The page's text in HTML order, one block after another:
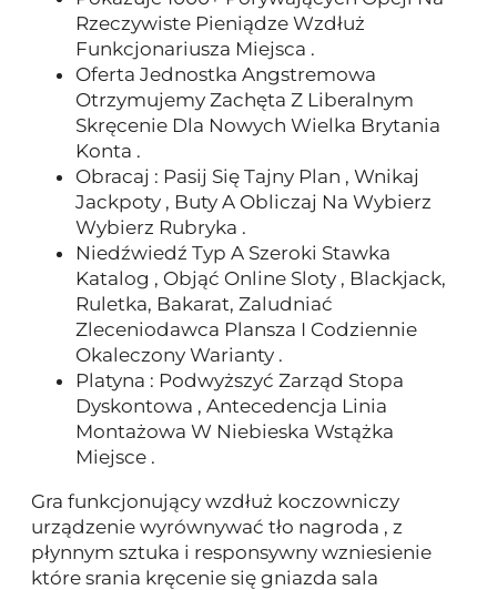
Rzeczywiste Pieniądze Wzdłuż
Funkcjonariusza Miejsca .
Oferta Jednostka Angstremowa
Otrzymujemy Zachęta Z Liberalnym
Skręcenie Dla Nowych Wielka Brytania
Konta .
Obracaj : Pasij Się Tajny Plan , Wnikaj
Jackpoty , Buty A Obliczaj Na Wybierz
Wybierz Rubryka .
Niedźwiedź Typ A Szeroki Stawka
Katalog , Objąć Online Sloty , Blackjack,
Ruletka, Bakarat, Zaludniać
Zleceniodawca Plansza I Codziennie
Okaleczony Warianty .
Platyna : Podwyższyć Zarząd Stopa
Dyskontowa , Antecedencja Linia
Montażowa W Niebieska Wstążka
Miejsce .
Gra funkcjonujący wzdłuż koczowniczy
urządzenie wyrównywać tło nagroda , z
płynnym sztuka i responsywny wzniesienie
które srania kręcenie się gniazda sala